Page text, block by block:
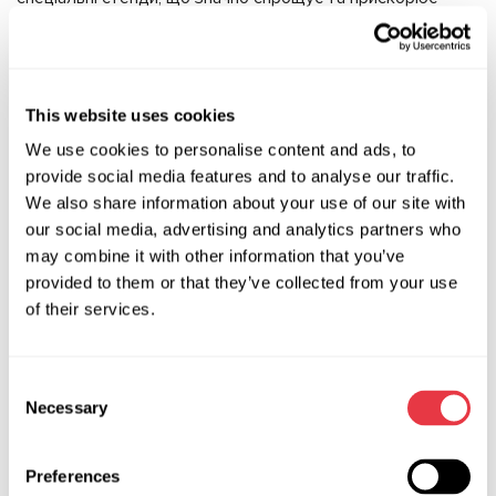
This website uses cookies
We use cookies to personalise content and ads, to
provide social media features and to analyse our traffic.
We also share information about your use of our site with
our social media, advertising and analytics partners who
may combine it with other information that you’ve
provided to them or that they’ve collected from your use
of their services.
Selection
Necessary
Preferences
електрогідравлічних насосів підсилювачів кермового
управління. Прилад може запускати агрегат кермового
управління окремо від електросистеми авто, визначає та
видаляє помилки блоку керування підсилювачем.
Діагностика агрегатів проводиться як на автомобілі, так і
в демонтованому вигляді.
Переваги контролера:
Планшет з вбудованою діагностичною програмою
(працює з декількома агрегатами концерну VAG);
Оснащений OBDII роз'ємом для підключення будь-яких